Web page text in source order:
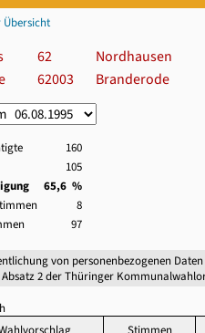
62
Nordhausen
62003 Branderode
160
105
65,6 %
8
97
von personenbezogenen
Absatz 2 der Thüringer
Stimmen